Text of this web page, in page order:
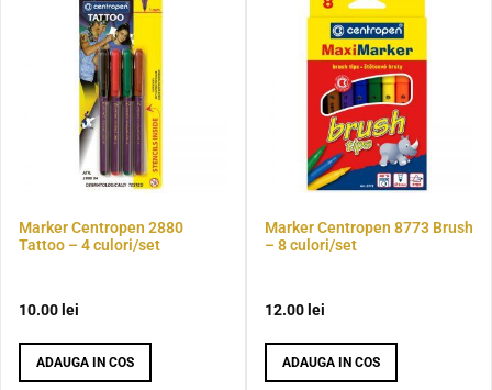
Marker Centropen 2880
Tattoo – 4 culori/set
10.00 lei
ADAUGA IN COS
Marker Centropen 8773 Brush
– 8 culori/set
12.00 lei
ADAUGA IN COS